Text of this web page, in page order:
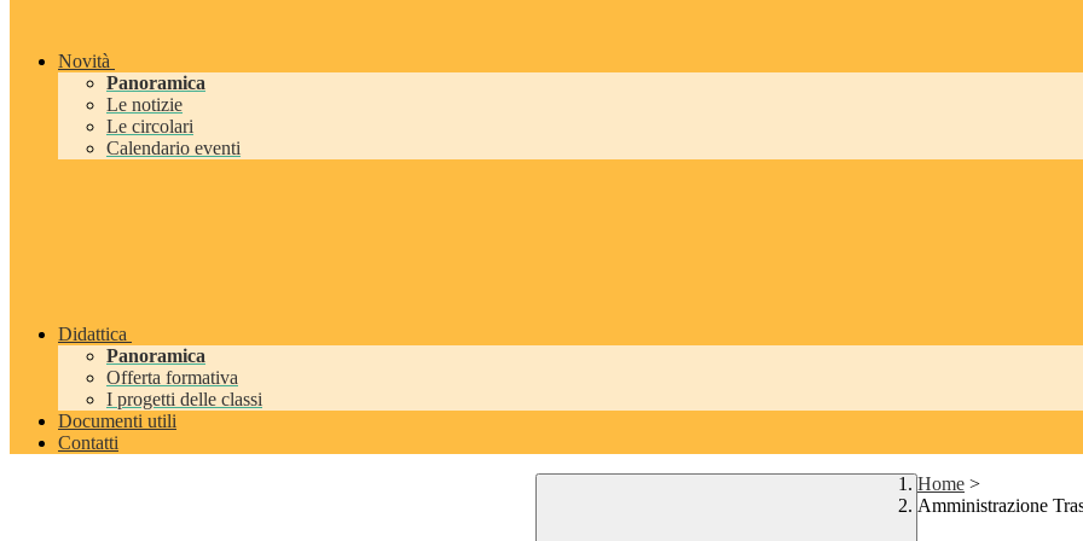
Novità
Panoramica
Le notizie
Le circolari
Calendario eventi
Didattica
Panoramica
Offerta formativa
I progetti delle classi
Documenti utili
Contatti
Home >
Amministrazione